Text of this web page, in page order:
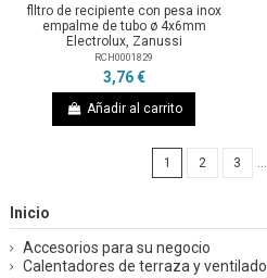
flltro de recipiente con pesa inox
empalme de tubo ø 4x6mm
Electrolux, Zanussi
RCH0001829
3,76 €
Añadir al carrito
1 2 3 …
Inicio
Accesorios para su negocio
Calentadores de terraza y